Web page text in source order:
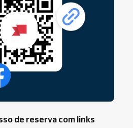
de reserva com links